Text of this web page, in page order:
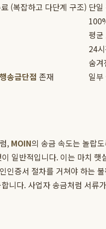
(복잡하고 다단계 구조) 단
평
24
숨
송금단점 존재 일
, MOIN의 송금 속도는 놀랍
일반적입니다. 이는 마치
인증서 절차를 거쳐야 하는
니다. 사업자 송금처럼 서